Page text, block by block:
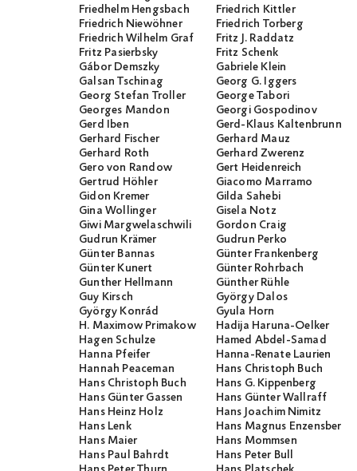
Friedhelm Hengsbach
Friedrich Kittler
Friedrich Niewöhner
Friedrich Torberg
Friedrich Wilhelm Graf
Fritz J. Raddatz
Fritz Pasierbsky
Fritz Schenk
Gábor Demszky
Gabriele Klein
Galsan Tschinag
Georg G. Iggers
Georg Stefan Troller
George Tabori
Georges Mandon
Georgi Gospodinov
Gerd Iben
Gerd-Klaus Kaltenbrunner
Gerhard Fischer
Gerhard Mauz
Gerhard Roth
Gerhard Zwerenz
Gero von Randow
Gert Heidenreich
Gertrud Höhler
Giacomo Marramo
Gidon Kremer
Gilda Sahebi
Gina Wollinger
Gisela Notz
Giwi Margwelaschwili
Gordon Craig
Gudrun Krämer
Gudrun Perko
Günter Bannas
Günter Frankenberg
Günter Kunert
Günter Rohrbach
Gunther Hellmann
Günther Rühle
Guy Kirsch
György Dalos
György Konrád
Gyula Horn
H. Maximow Primakow
Hadija Haruna-Oelker
Hagen Schulze
Hamed Abdel-Samad
Hanna Pfeifer
Hanna-Renate Laurien
Hannah Peaceman
Hans Christoph Buch
Hans Christoph Buch
Hans G. Kippenberg
Hans Günter Gassen
Hans Günter Wallraff
Hans Heinz Holz
Hans Joachim Nimitz
Hans Lenk
Hans Magnus
Hans Maier
Hans Mommsen
Hans Paul Bahrdt
Hans Peter Bull